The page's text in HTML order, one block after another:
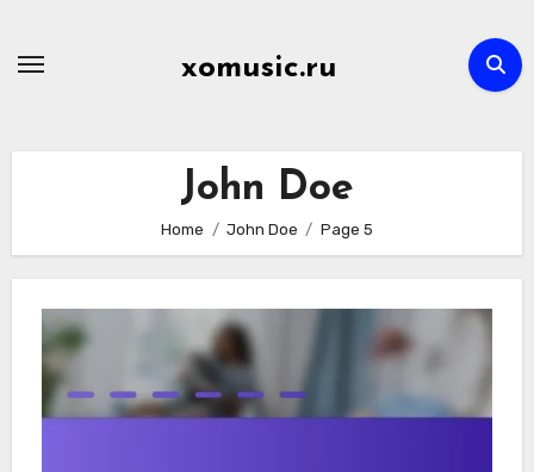
xomusic.ru
John Doe
Home John Doe Page 5